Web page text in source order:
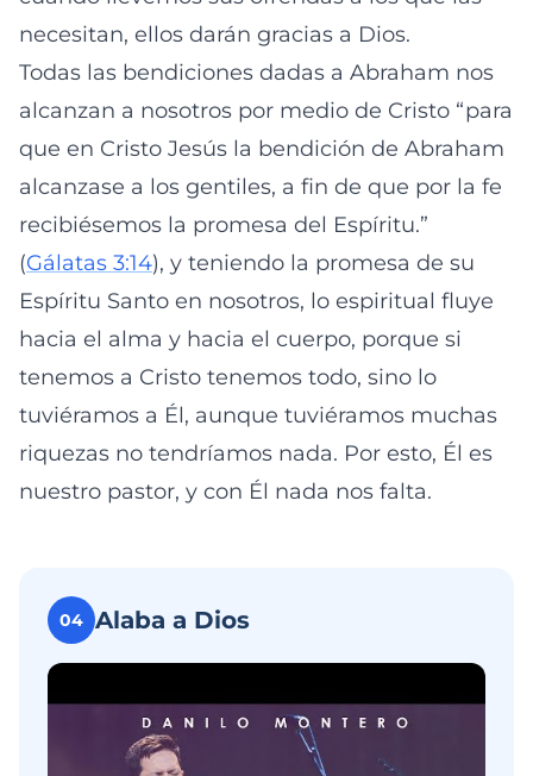
necesitan, ellos darán gracias a Dios.
Todas las bendiciones dadas a Abraham nos
alcanzan a nosotros por medio de Cristo “para
que en Cristo Jesús la bendición de Abraham
alcanzase a los gentiles, a fin de que por la fe
recibiésemos la promesa del Espíritu.”
(Gálatas 3:14), y teniendo la promesa de su
Espíritu Santo en nosotros, lo espiritual fluye
hacia el alma y hacia el cuerpo, porque si
tenemos a Cristo tenemos todo, sino lo
tuviéramos a Él, aunque tuviéramos muchas
riquezas no tendríamos nada. Por esto, Él es
nuestro pastor, y con Él nada nos falta.
04 Alaba a Dios